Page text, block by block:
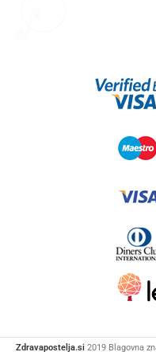
Zdravapostelja.si 2019 Blagovna